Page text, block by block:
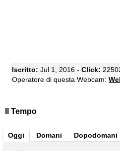
Iscritto: Jul 1, 2016 - Click:
Operatore di questa Webcam:
Il Tempo
Oggi Domani Dopodomani